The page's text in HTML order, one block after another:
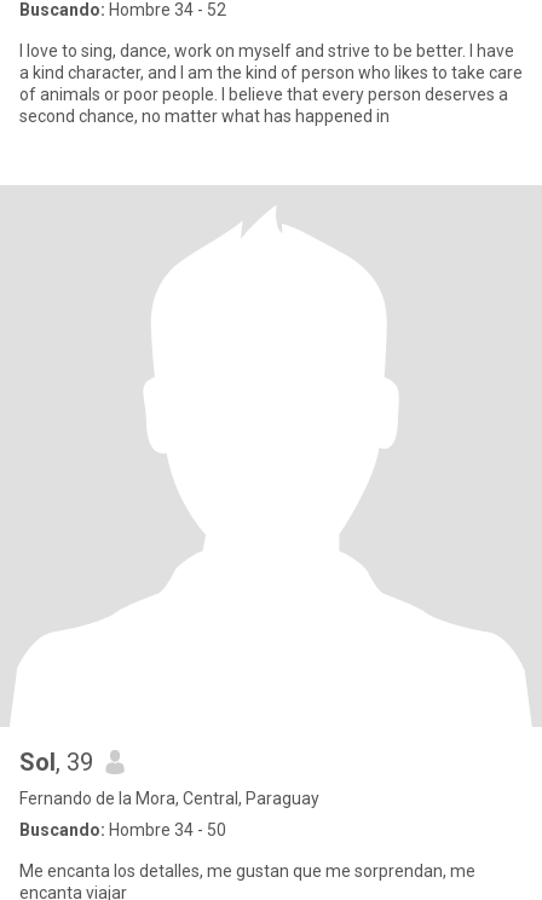
Buscando: Hombre 34 - 52
I love to sing, dance, work on myself and strive to be better. I have
a kind character, and I am the kind of person who likes to take care
of animals or poor people. I believe that every person deserves a
second chance, no matter what has happened in
Sol, 39
Fernando de la Mora, Central, Paraguay
Buscando: Hombre 34 - 50
Me encanta los detalles, me gustan que me sorprendan, me
encanta viajar